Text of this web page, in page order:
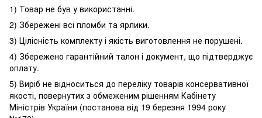
1) Товар не був у використанні.
2) Збережені всі пломби та ярлики.
3) Цілісність комплекту і якість виготовлення не порушені.
4) Збережено гарантійний талон і документ, що підтверджує
оплату.
5) Виріб не відноситься до переліку товарів консервативної
якості, повернутих з обмеженим рішенням Кабінету
Міністрів України (постанова від 19 березня 1994 року